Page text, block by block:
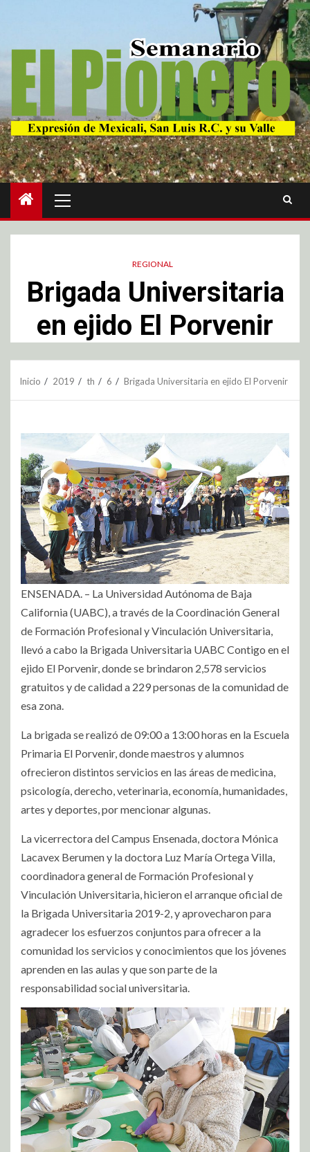
REGIONAL
Brigada Universitaria
en ejido El Porvenir
Inicio 2019 th 6 Brigada Universitaria en ejido El Porvenir
ENSENADA. – La Universidad Autónoma de Baja
California (UABC), a través de la Coordinación General
de Formación Profesional y Vinculación Universitaria,
llevó a cabo la Brigada Universitaria UABC Contigo en el
ejido El Porvenir, donde se brindaron 2,578 servicios
gratuitos y de calidad a 229 personas de la comunidad de
esa zona.
La brigada se realizó de 09:00 a 13:00 horas en la Escuela
Primaria El Porvenir, donde maestros y alumnos
ofrecieron distintos servicios en las áreas de medicina,
psicología, derecho, veterinaria, economía, humanidades,
artes y deportes, por mencionar algunas.
La vicerrectora del Campus Ensenada, doctora Mónica
Lacavex Berumen y la doctora Luz María Ortega Villa,
coordinadora general de Formación Profesional y
Vinculación Universitaria, hicieron el arranque oficial de
la Brigada Universitaria 2019-2, y aprovecharon para
agradecer los esfuerzos conjuntos para ofrecer a la
comunidad los servicios y conocimientos que los jóvenes
aprenden en las aulas y que son parte de la
responsabilidad social universitaria.